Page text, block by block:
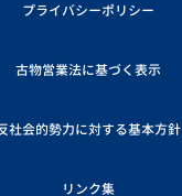
プライバシーポリシー
古物営業法に基づく表示
社会的勢力に対する基本方針
リンク集